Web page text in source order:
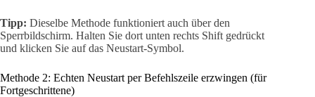
Tipp: Dieselbe Methode funktioniert auch über den
Sperrbildschirm. Halten Sie dort unten rechts Shift gedrückt
und klicken Sie auf das Neustart-Symbol.
Methode 2: Echten Neustart per Befehlszeile erzwingen (für
Fortgeschrittene)